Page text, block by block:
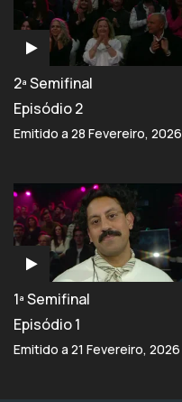
2ª Semifinal
Episódio 2
Emitido a 28 Fevereiro, 2026
1ª Semifinal
Episódio 1
Emitido a 21 Fevereiro, 2026